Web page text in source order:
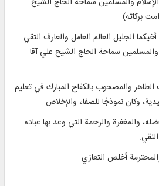
بركاته)
الجليل العالم العامل والعارف التقي
سماحة الحاج الشيخ علي آقا
والمصحوب بالكفاح المبارك في تعليم
وكان نموذجًا للصفاء والإخلاص.
والمغفرة والرحمة التي وعد بها عباده
أخلص التعازي.